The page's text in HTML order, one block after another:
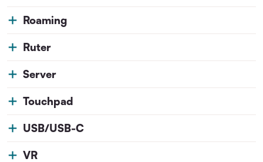
Roaming
Ruter
Server
Touchpad
USB/USB-C
VR